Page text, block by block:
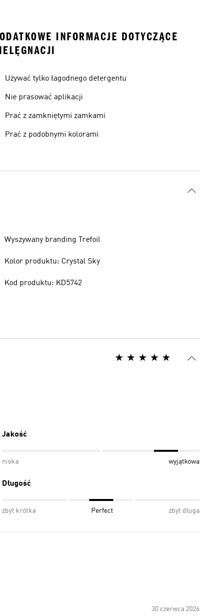
INFORMACJE DOTYCZĄCE
Używać tylko łagodnego detergentu
Nie prasować aplikacji
Prać z zamkniętymi zamkami
Prać z podobnymi kolorami
Wyszywany branding Trefoil
Kolor produktu: Crystal Sky
Kod produktu: KD5742
Jakość
niska wyjątkowa
Długość
zbyt krótka Perfect zbyt długa
30 czerwca 2026